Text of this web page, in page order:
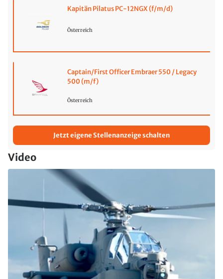
Kapitän Pilatus PC-12NGX (f/m/d)
Österreich
Captain/First Officer Embraer 550 / Legacy
500 (m/f)
Österreich
Jetzt eigene Stellenanzeige schalten
Video